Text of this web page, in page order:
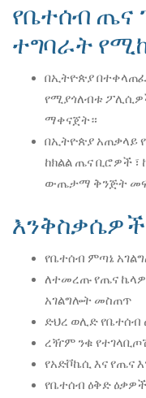
የቤተሰብ ጤና
ተግባራት
በኢትዮጵያ
የሚያጎለብቱ
ማቀናጀት።
በኢትዮጵያ አጠቃላይ
ከክልል ጤና ቢሮዎች ፣
ውጤታማ ቅንጅት
እንቅስቃሴዎች
የቤተሰብ ምጣኔ
ለተመረጡ የጤና
አገልግሎት መስጠጥ
ድህረ ወሊድ የቤተሰብ
ረዥም ንቁ
የአድቮኬሲ እና የጤና
የቤተሰብ ዕቅድ ዕቃዎች